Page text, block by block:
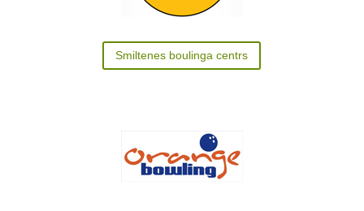
Smiltenes boulinga centrs